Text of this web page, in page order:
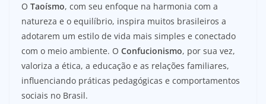
O Taoísmo, com seu enfoque na harmonia com a
natureza e o equilíbrio, inspira muitos brasileiros a
adotarem um estilo de vida mais simples e conectado
com o meio ambiente. O Confucionismo, por sua vez,
valoriza a ética, a educação e as relações familiares,
influenciando práticas pedagógicas e comportamentos
sociais no Brasil.